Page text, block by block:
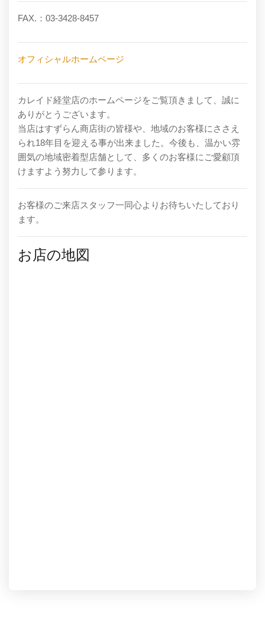
FAX.：03-3428-8457
オフィシャルホームページ
カレイド経堂店のホームページをご覧頂きまして、誠に
ありがとうございます。
当店はすずらん商店街の皆様や、地域のお客様にささえ
られ18年目を迎える事が出来ました。今後も、温かい雰
囲気の地域密着型店舗として、多くのお客様にご愛顧頂
けますよう努力して参ります。
お客様のご来店スタッフ一同心よりお待ちいたしており
ます。
お店の地図